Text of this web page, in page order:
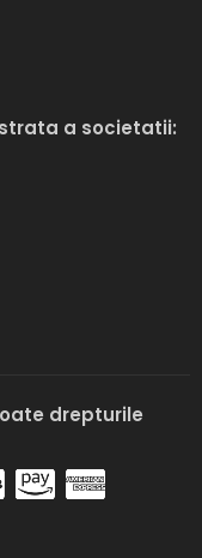
a societatii:
drepturile